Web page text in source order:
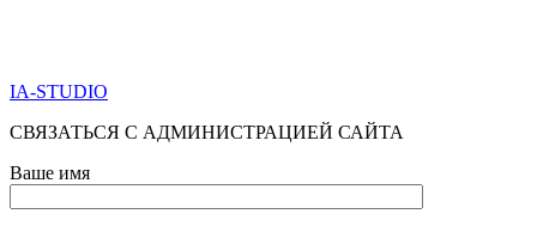
IA-STUDIO
СВЯЗАТЬСЯ С АДМИНИСТРАЦИЕЙ САЙТА
Ваше имя